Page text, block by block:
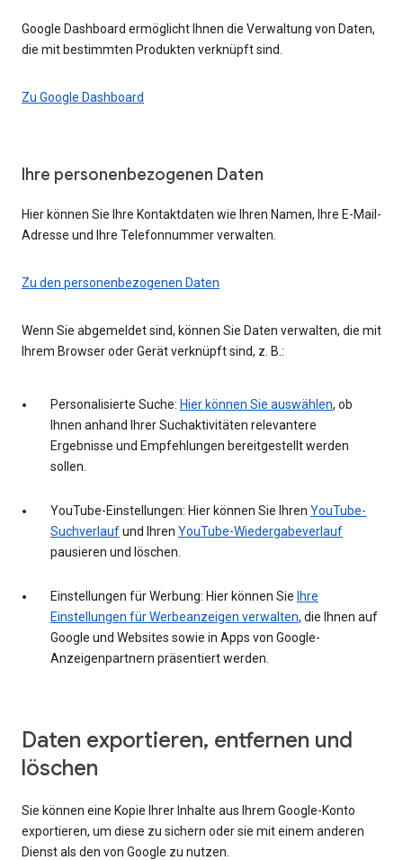
Google Dashboard ermöglicht Ihnen die Verwaltung von Daten,
die mit bestimmten Produkten verknüpft sind.
Zu Google Dashboard
Ihre personenbezogenen Daten
Hier können Sie Ihre Kontaktdaten wie Ihren Namen, Ihre E-Mail-
Adresse und Ihre Telefonnummer verwalten.
Zu den personenbezogenen Daten
Wenn Sie abgemeldet sind, können Sie Daten verwalten, die mit
Ihrem Browser oder Gerät verknüpft sind, z. B.:
Personalisierte Suche: Hier können Sie auswählen, ob
Ihnen anhand Ihrer Suchaktivitäten relevantere
Ergebnisse und Empfehlungen bereitgestellt werden
sollen.
YouTube-Einstellungen: Hier können Sie Ihren YouTube-
Suchverlaufund Ihren YouTube-Wiedergabeverlauf
pausieren und löschen.
Einstellungen für Werbung: Hier können Sie Ihre
Einstellungen für Werbeanzeigen verwalten, die Ihnen auf
Google und Websites sowie in Apps von Google-
Anzeigenpartnern präsentiert werden.
Daten exportieren, entfernen und
löschen
Sie können eine Kopie Ihrer Inhalte aus Ihrem Google-Konto
exportieren, um diese zu sichern oder sie mit einem anderen
Dienst als den von Google zu nutzen.